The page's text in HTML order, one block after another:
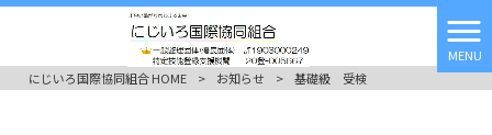
MENU
にじいろ国際協同組合 HOME
> お知らせ > 基礎級 受検